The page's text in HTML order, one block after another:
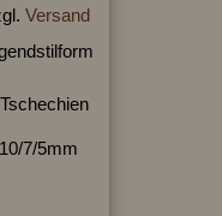
Versand
7/5mm